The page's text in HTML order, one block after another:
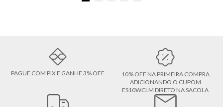
PAGUE COM PIX E GANHE 3% OFF
10% OFF NA PRIMEIRA COMPRA
ADICIONANDO O CUPOM
ES10WCLM DIRETO NA SACOLA